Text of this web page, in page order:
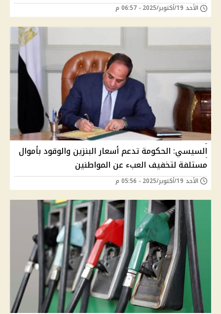
الأحد 19/أكتوبر/2025 - 06:57 م
السيسي: الحكومة تدعم أسعار البنزين والوقود بأموال
مستلفة لتخفيف العبء عن المواطنين
الأحد 19/أكتوبر/2025 - 05:56 م